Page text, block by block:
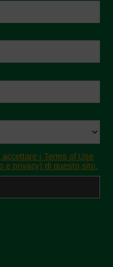
i Terms of Use
e privacy) di questo sito.